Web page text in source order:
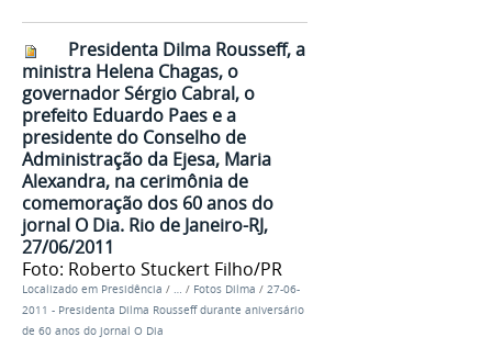
Presidenta Dilma Rousseff, a
ministra Helena Chagas, o
governador Sérgio Cabral, o
prefeito Eduardo Paes e a
presidente do Conselho de
Administração da Ejesa, Maria
Alexandra, na cerimônia de
comemoração dos 60 anos do
jornal O Dia. Rio de Janeiro-RJ,
27/06/2011
Foto: Roberto Stuckert Filho/PR
Localizado em Presidência / … / Fotos Dilma / 27-06-
2011 - Presidenta Dilma Rousseff durante aniversário
de 60 anos do jornal O Dia